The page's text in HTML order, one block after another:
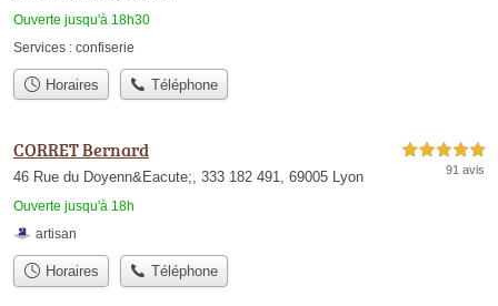
Ouverte jusqu'à 18h30
Services : confiserie
Horaires Téléphone
CORRET Bernard
46 Rue du Doyenn&Eacute;, 333 182 491, 69005 Lyon
Ouverte jusqu'à 18h
5,0 étoiles sur 5
91 avis
artisan
Horaires Téléphone